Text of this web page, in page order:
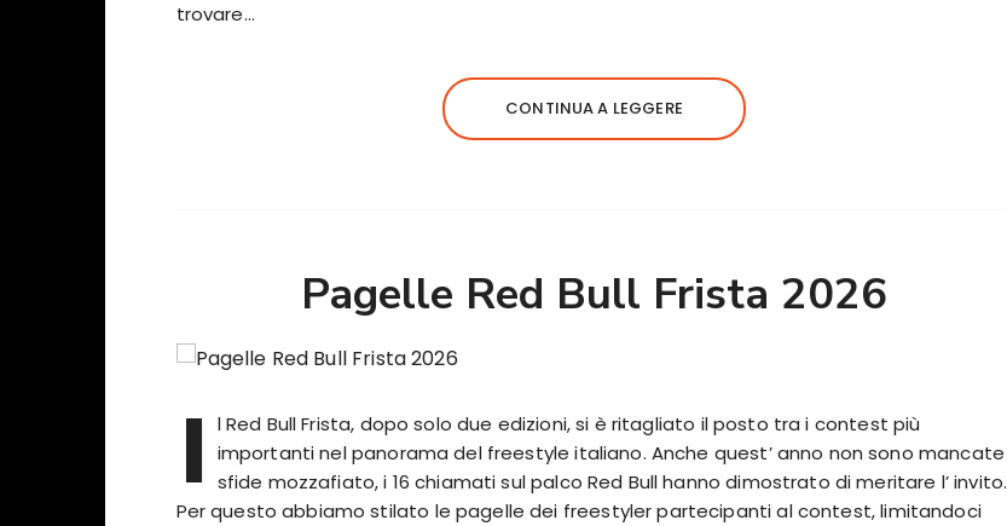
trovare…
CONTINUA A LEGGERE
Pagelle Red Bull Frista 2026
I
l Red Bull Frista, dopo solo due edizioni, si è ritagliato il posto tra i contest più
importanti nel panorama del freestyle italiano. Anche quest’ anno non sono mancate
sfide mozzafiato, i 16 chiamati sul palco Red Bull hanno dimostrato di meritare l’ invito.
Per questo abbiamo stilato le pagelle dei freestyler partecipanti al contest, limitandoci